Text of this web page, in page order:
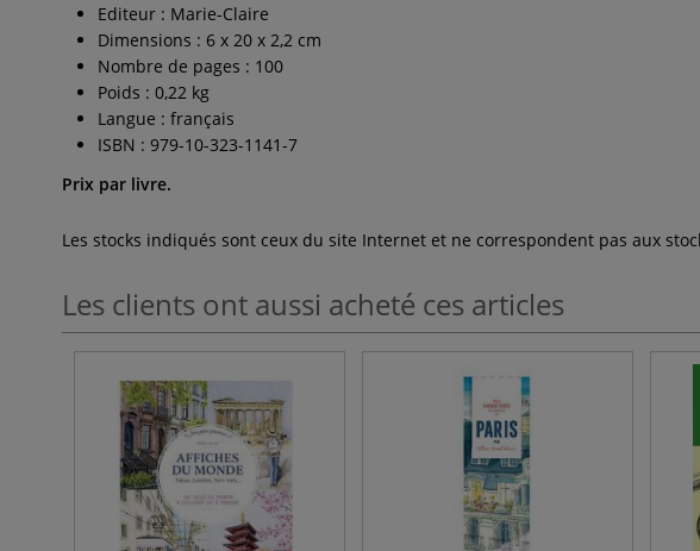
Editeur : Marie-Claire
Dimensions : 6 x 20 x 2,2 cm
Nombre de pages : 100
Poids : 0,22 kg
Langue : français
ISBN : 979-10-323-1141-7
Prix par livre.
Les stocks indiqués sont ceux du site Internet et ne correspondent pas aux
Les clients ont aussi acheté ces articles